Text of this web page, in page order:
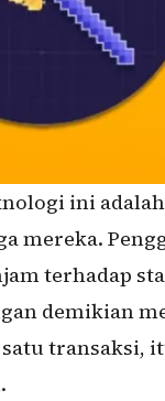
ini
mereka.
terhadap
demikian
transaksi,